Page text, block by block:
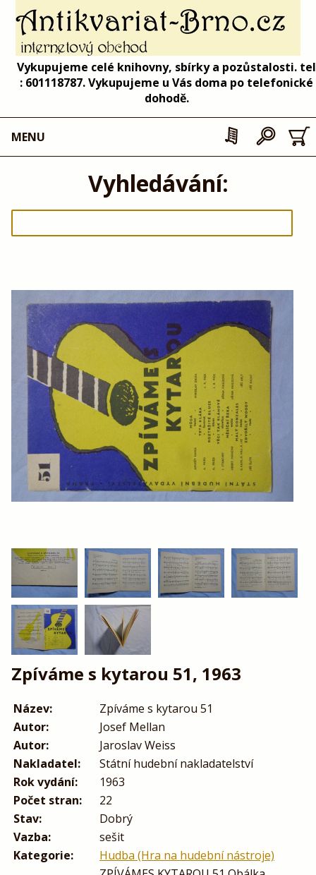
Vykupujeme celé knihovny, sbírky a pozůstalosti. tel
: 601118787. Vykupujeme u Vás doma po telefonické
dohodě.
MENU
Vyhledávání:
Zpíváme s kytarou 51, 1963
Název:
Zpíváme s kytarou 51
Autor:
Josef Mellan
Autor:
Jaroslav Weiss
Nakladatel:
Státní hudební nakladatelství
Rok vydání:
1963
Počet stran:
22
Stav:
Dobrý
Vazba:
sešit
Kategorie:
Hudba (Hra na hudební nástroje)